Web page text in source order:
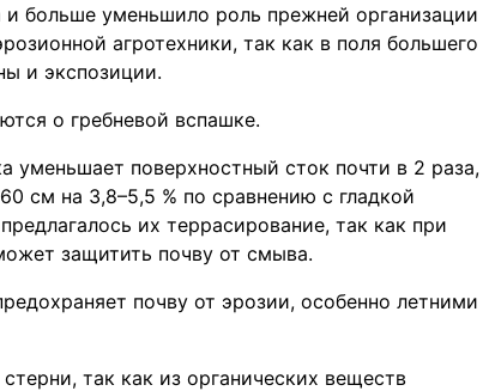
больше уменьшило роль прежней организации
агротехники, так как в поля большего
и экспозиции.
о гребневой вспашке.
уменьшает поверхностный сток почти в 2 раза,
см на 3,8–5,5 % по сравнению с гладкой
их террасирование, так как при
защитить почву от смыва.
почву от эрозии, особенно летними
так как из органических веществ